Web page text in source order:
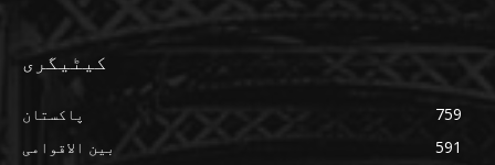
کیٹیگری
پاکستان
759
بین الاقوامی
591